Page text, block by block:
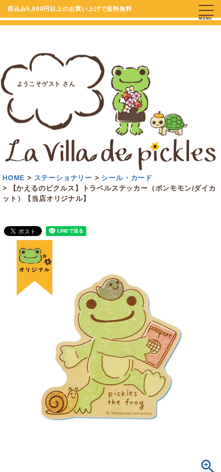
税込み5,000円以上のお買い上げで送料無料
ようこそゲスト さん
MENU
HOME ステーショナリー
シール・カード
【かえるのピクルス】トラベルステッカー（ボンモモン/ダイカ
ット）【当店オリジナル】